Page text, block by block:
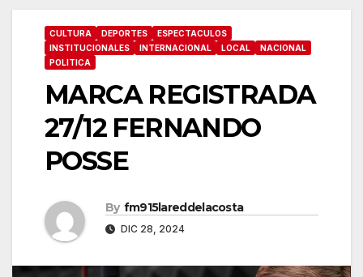
CULTURA DEPORTES
ESPECTACULOS
INSTITUCIONALES
INTERNACIONAL LOCAL
NACIONAL
POLITICA
MARCA REGISTRADA
27/12 FERNANDO
POSSE
By fm915lareddelacosta
DIC 28, 2024